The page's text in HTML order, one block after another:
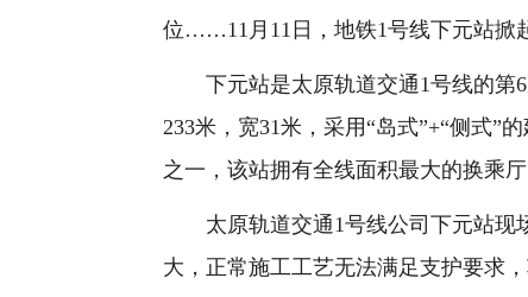
位……11月11日，地铁1号线下元站掀
下元站是太原轨道交通1号线的第6
233米，宽31米，采用“岛式”+“侧式”
之一，该站拥有全线面积最大的换乘
太原轨道交通1号线公司下元站现
大，正常施工工艺无法满足支护要求